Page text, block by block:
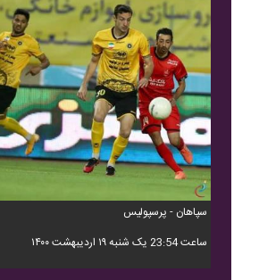
سپاهان - پرسپولیس
ساعت 23:54 یک شنبه ۱۹ اردیبهشت ۱۴۰۰